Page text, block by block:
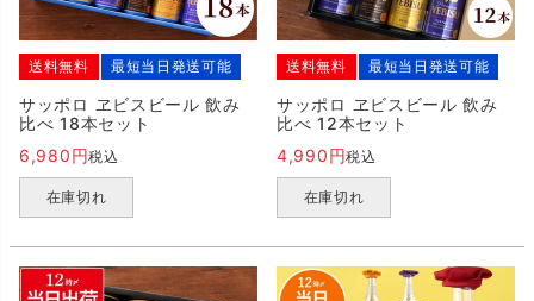
送料無料 最短当日発送可能
サッポロ ヱビスビール 飲み
比べ 18本セット
6,980
税込
在庫切れ
送料無料 最短当日発送可能
サッポロ ヱビスビール 飲み
比べ 12本セット
4,990
税込
在庫切れ